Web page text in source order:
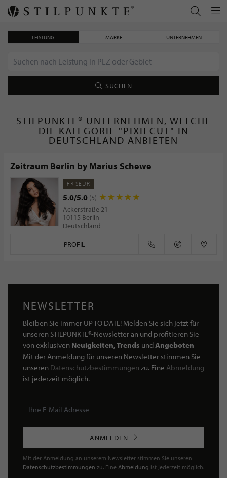
LEISTUNG MARKE UNTERNEHMEN
SUCHEN
STILPUNKTE® UNTERNEHMEN, WELCHE
DIE KATEGORIE "PIXIECUT" IN
DEUTSCHLAND ANBIETEN
Zeitraum Berlin by Marius Schewe
FRISEUR
5.0/5.0 (5)
Ackerstraße 21
10115 Berlin
Deutschland
PROFIL
NEWSLETTER
Bleiben Sie immer UP TO DATE! Melden Sie sich jetzt für
unseren STILPUNKTE®-Newsletter an und profitieren Sie
von exklusiven Neuigkeiten, Trends undAngeboten
Mit der Anmeldung für unseren Newsletter stimmen Sie
unseren Datenschutzbestimmungen zu. Eine Abmeldung
ist jederzeit möglich.
ANMELDEN
Mit der Anmeldung an unserem Newsletter stimmen Sie unseren
Datenschutzbestimmungen zu. Eine Abmeldung ist jederzeit möglich.